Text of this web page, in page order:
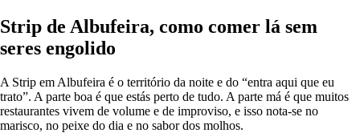
Strip de Albufeira, como comer lá sem
seres engolido
A Strip em Albufeira é o território da noite e do “entra aqui que eu
trato”. A parte boa é que estás perto de tudo. A parte má é que muitos
restaurantes vivem de volume e de improviso, e isso nota-se no
marisco, no peixe do dia e no sabor dos molhos.